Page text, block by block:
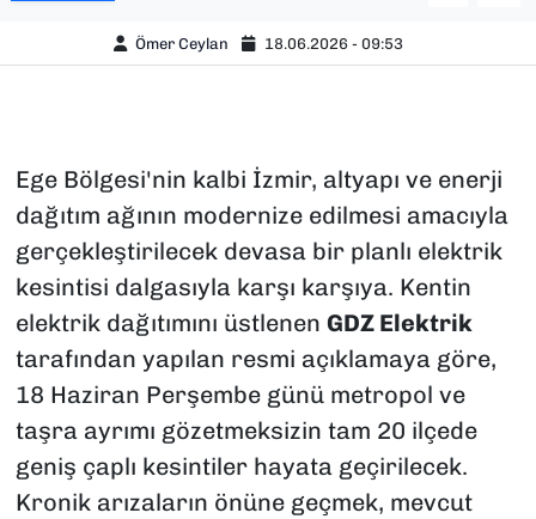
Ömer Ceylan 18.06.2026 - 09:53
Ege Bölgesi'nin kalbi İzmir, altyapı ve enerji
dağıtım ağının modernize edilmesi amacıyla
gerçekleştirilecek devasa bir planlı elektrik
kesintisi dalgasıyla karşı karşıya. Kentin
elektrik dağıtımını üstlenen GDZ Elektrik
tarafından yapılan resmi açıklamaya göre,
18 Haziran Perşembe günü metropol ve
taşra ayrımı gözetmeksizin tam 20 ilçede
geniş çaplı kesintiler hayata geçirilecek.
Kronik arızaların önüne geçmek, mevcut